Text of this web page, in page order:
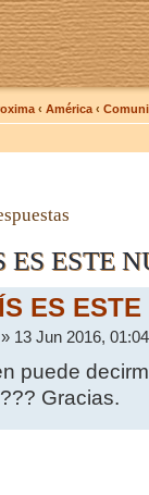
‹ América ‹
ES ESTE
ES
13 Jun 2016, 01:04
puede
Gracias.